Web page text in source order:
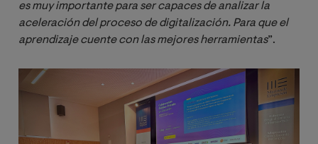
es muy importante para ser capaces de analizar la
aceleración del proceso de digitalización. Para que el
aprendizaje cuente con las mejores herramientas”.
Imagen